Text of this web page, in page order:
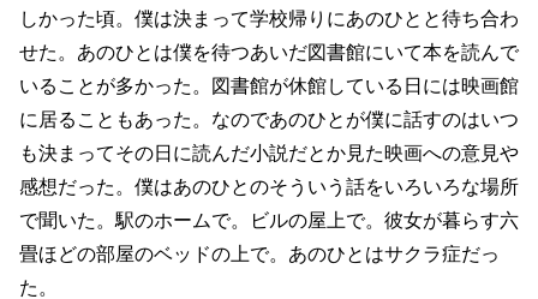
しかった頃。僕は決まって学校帰りにあのひとと待ち合わ
せた。あのひとは僕を待つあいだ図書館にいて本を読んで
いることが多かった。図書館が休館している日には映画館
に居ることもあった。なのであのひとが僕に話すのはいつ
も決まってその日に読んだ小説だとか見た映画への意見や
感想だった。僕はあのひとのそういう話をいろいろな場所
で聞いた。駅のホームで。ビルの屋上で。彼女が暮らす六
畳ほどの部屋のベッドの上で。あのひとはサクラ症だっ
た。